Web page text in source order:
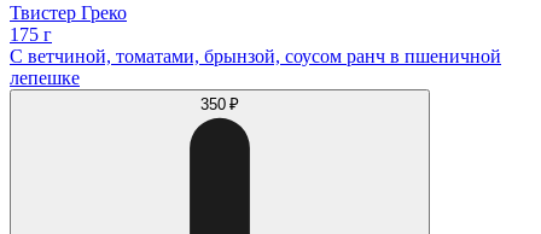
Твистер Греко
175 г
С ветчиной, томатами, брынзой, соусом ранч в пшеничной
лепешке
350 ₽